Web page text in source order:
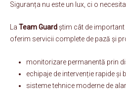
Siguranța nu este un lux, ci o
La Team Guardștim cât de important
oferim servicii complete de pază și
monitorizare permanentă prin
echipaje de intervenție rapide și
sisteme tehnice moderne de